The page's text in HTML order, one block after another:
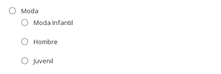
Moda
Moda Infantil
Hombre
Juvenil